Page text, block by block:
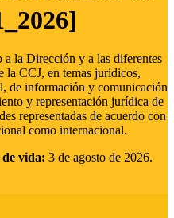
a la Dirección y a las diferentes
la CCJ, en temas jurídicos,
de información y comunicación
y representación jurídica de
representadas de acuerdo con
como internacional.
vida: 3 de agosto de 2026.